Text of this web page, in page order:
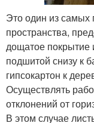
Это один из самых
пространства,
дощатое
подшитой снизу к
гипсокартон к
Осуществлять
отклонений от
В этом случае